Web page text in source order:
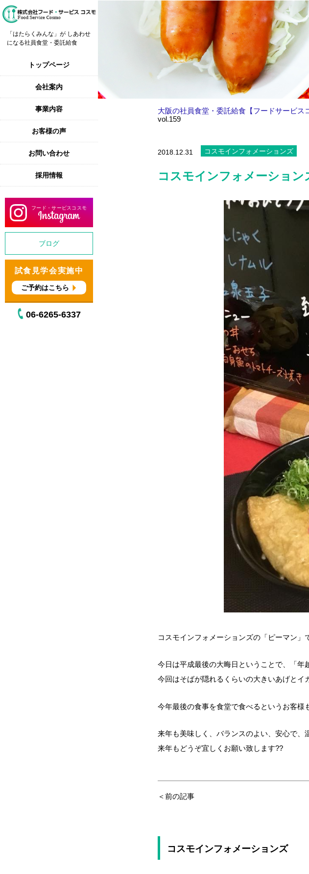
「はたらくみんな」が しあわせ
になる社員食堂・委託給食
トップページ
会社案内
事業内容
お客様の声
お問い合わせ
採用情報
ブログ
試食見学会実施中
ご予約はこちら
06-6265-6337
大阪の社員食堂・委託給食【フードサービス
vol.159
2018.12.31 コスモインフォメーションズ
コスモインフォメーション
コスモインフォメーションズの「ピーマン」
今日は平成最後の大晦日ということで、「年
今回はそばが隠れるくらいの大きいあげとイ
今年最後の食事を食堂で食べるというお客様
来年も美味しく、バランスのよい、安心で、
来年もどうぞ宜しくお願い致します??
＜前の記事
コスモインフォメーションズ